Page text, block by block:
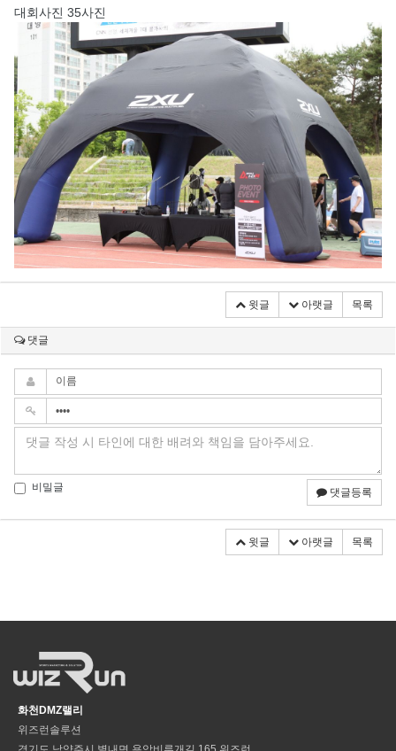
대회사진 35사진
윗글 아랫글 목록
댓글
비밀글 댓글등록
윗글 아랫글 목록
화천DMZ랠리
위즈런솔루션